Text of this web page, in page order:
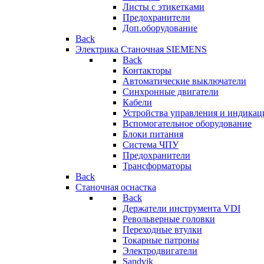
Листы с этикетками
Предохранители
Доп.оборудование
Back
Электрика Станочная SIEMENS
Back
Контакторы
Автоматические выключатели
Синхронные двигатели
Кабели
Устройства управления и
Вспомогательное оборудование
Блоки питания
Система ЧПУ
Предохранители
Трансформаторы
Back
Станочная оснастка
Back
Держатели инструмента VDI
Револьверные головки
Переходные втулки
Токарные патроны
Электродвигатели
Sandvik